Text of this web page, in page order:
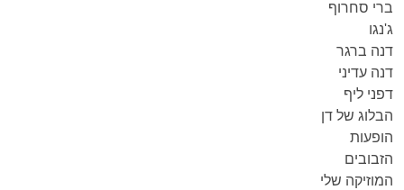
ברי סחרוף
ג'נגו
דנה ברגר
דנה עדיני
דפני ליף
הבלוג של דן
הופעות
הזבובים
המוזיקה שלי